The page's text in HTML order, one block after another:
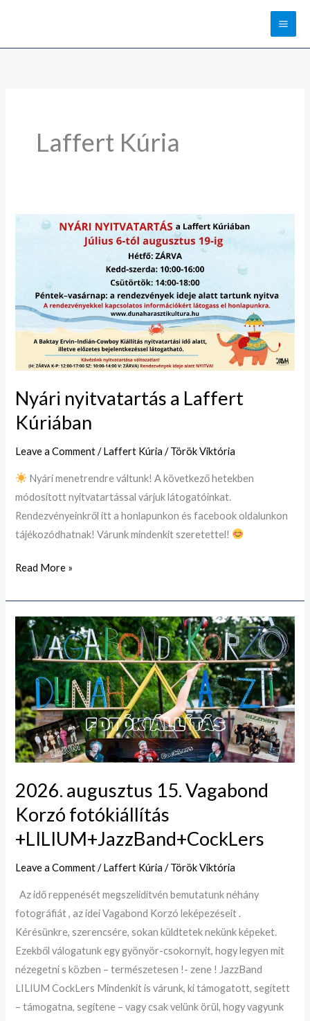
content
Laffert Kúria
Nyári nyitvatartás a Laffert
Kúriában
Leave a Comment /Laffert Kúria /Török Viktória
Nyári menetrendre váltunk! A következő hetekben
módosított nyitvatartással várjuk látogatóinkat.
Rendezvényeinkről itt a honlapunkon és facebook oldalunkon
tájékozódhatnak! Várunk mindenkit szeretettel!
Kúriában
Read More »
2026. augusztus 15. Vagabond
Korzó fotókiállítás
+LILIUM+JazzBand+CockLers
Leave a Comment /Laffert Kúria /Török Viktória
Az idő reppenését megszelidítvén bemutatunk néhány
fotográfiát , az idei Vagabond Korzó leképezéseit .
Kérésünkre, szerencsére, sokan küldtetek nekünk képeket.
Ezekből válogatunk egy gyönyör-csokornyit, hogy legyen mit
nézegetni s közben – természetesen !- zene ! JazzBand
LILIUM CockLers Mindenkit is várunk, ki támogatott, segített
– támogatna, segítene – vagy csak velünk örül, hogy vagyunk
2026.
augusztus
15.
Vagabond
Korzó
fotókiállítás
+LILIUM+JazzBand+CockLers